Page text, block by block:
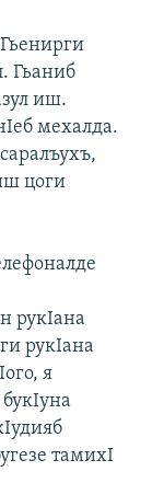
Гьаниб
иш.
мехалда.
цоги
рукIана
рукIана
я
тамихI